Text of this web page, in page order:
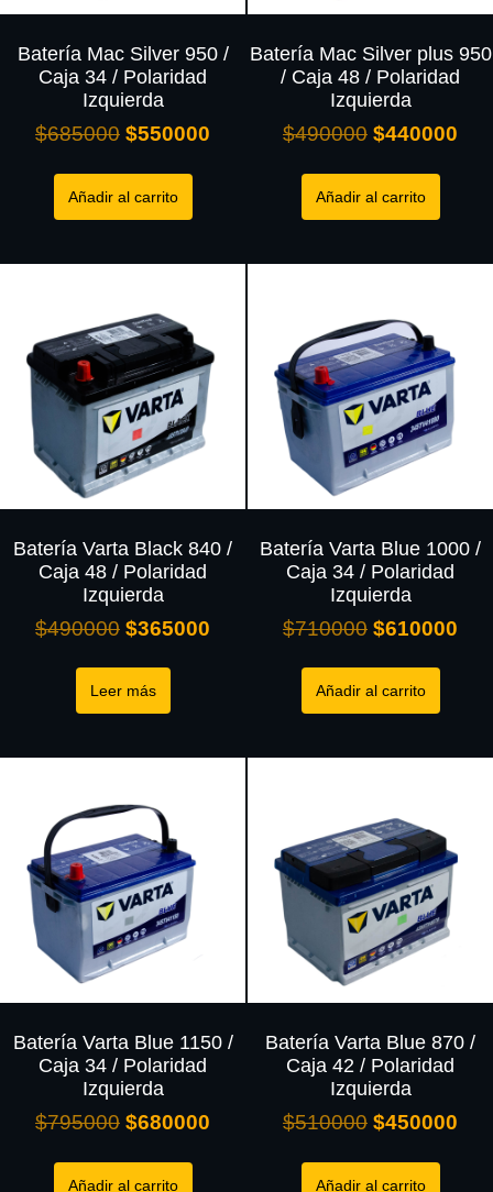
Batería Mac Silver 950 /
Caja 34 / Polaridad
Izquierda
$685000 $550000
Añadir al carrito
Batería Mac Silver plus 950
/ Caja 48 / Polaridad
Izquierda
$490000 $440000
Añadir al carrito
Batería Varta Black 840 /
Caja 48 / Polaridad
Izquierda
$490000 $365000
Leer más
Batería Varta Blue 1000 /
Caja 34 / Polaridad
Izquierda
$710000 $610000
Añadir al carrito
Batería Varta Blue 1150 /
Caja 34 / Polaridad
Izquierda
$795000 $680000
Añadir al carrito
Batería Varta Blue 870 /
Caja 42 / Polaridad
Izquierda
$510000 $450000
Añadir al carrito